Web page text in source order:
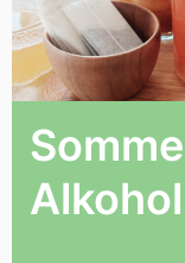
Alkohol